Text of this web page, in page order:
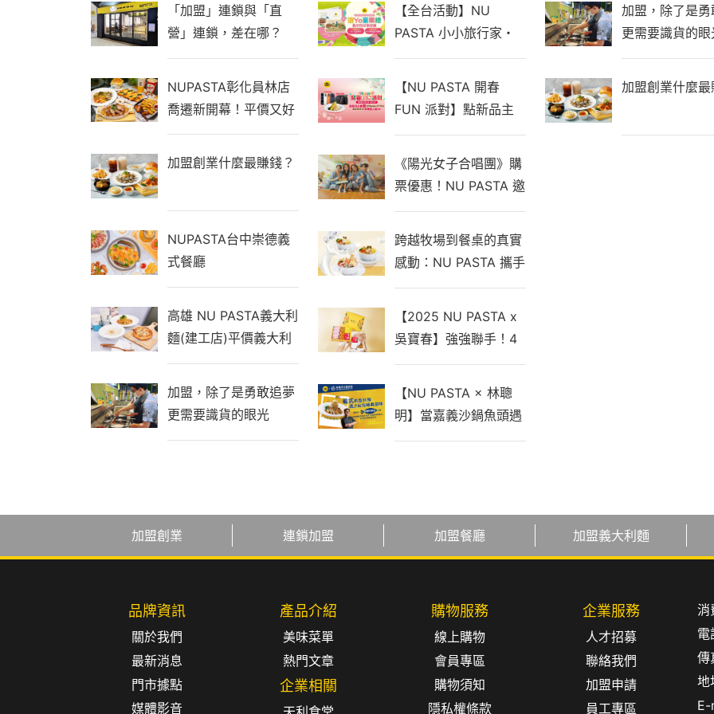
「加盟」連鎖與「直
營」連鎖，差在哪？
NUPASTA彰化員林店
喬遷新開幕！平價又好
吃還有機器人送餐，免
收服務費
加盟創業什麼最賺錢？
NUPASTA台中崇德義
式餐廳
高雄 NU PASTA義大利
麵(建工店)平價義大利
麵、義式焗飯、專業手
工茶飲
加盟，除了是勇敢追夢
更需要識貨的眼光
【全台活動】NU
PASTA 小小旅行家・
遊Yo童樂繪，親子同行
【NU PASTA 開春
FUN 派對】點新品主
餐抽 iPhone 17 Pro、
Switch 2多種超人氣
3C！
《陽光女子合唱團》購
票優惠！NU PASTA 邀
您一同觀看年度催淚鉅
獻
跨越牧場到餐桌的真實
感動：NU PASTA 攜手
鮮乳坊「莊園級鮮乳義
【2025 NU PASTA x
吳寶春】強強聯手！4
年淬鍊，打造最有溫度
【NU PASTA × 林聰
明】當嘉義沙鍋魚頭遇
上義大利麵！全台最強
加盟，除了是勇
更需要識貨的眼
加盟創業什麼最
加盟創業 連鎖加盟 加盟餐廳 加盟義大利麵
品牌資訊
關於我們
最新消息
門市據點
媒體影音
產品介紹
美味菜單
熱門文章
企業相關
購物服務
線上購物
會員專區
購物須知
隱私權條款
企業服務
人才招募
聯絡我們
加盟申請
員工專區
消
電
傳
地
E-